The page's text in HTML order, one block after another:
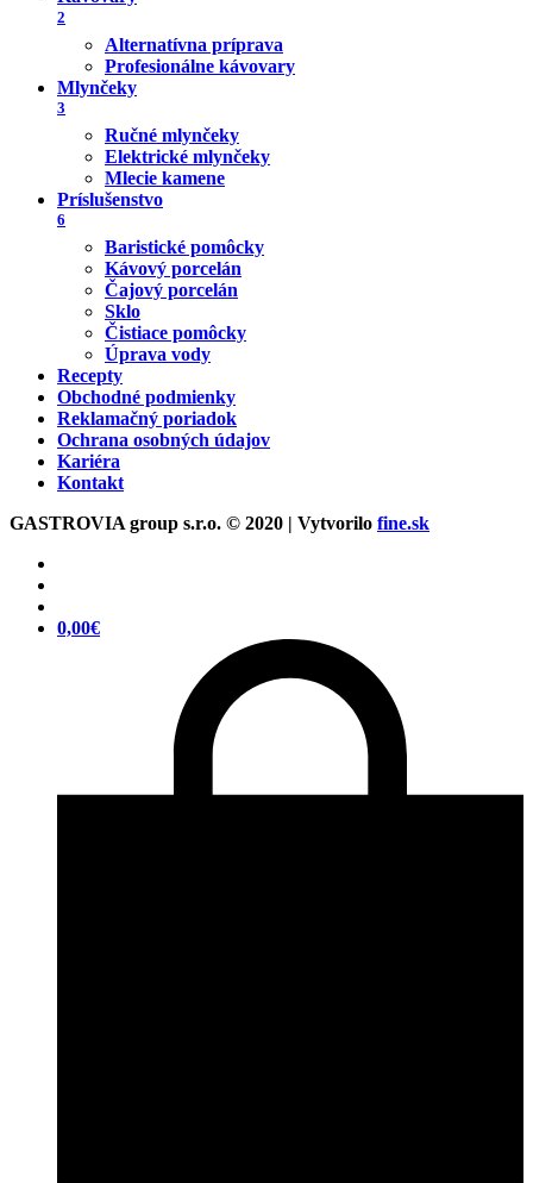
2
Alternatívna príprava
Profesionálne kávovary
Mlynčeky
3
Ručné mlynčeky
Elektrické mlynčeky
Mlecie kamene
Príslušenstvo
6
Baristické pomôcky
Kávový porcelán
Čajový porcelán
Sklo
Čistiace pomôcky
Úprava vody
Recepty
Obchodné podmienky
Reklamačný poriadok
Ochrana osobných údajov
Kariéra
Kontakt
GASTROVIA group s.r.o. © 2020 | Vytvorilo fine.sk
0,00€